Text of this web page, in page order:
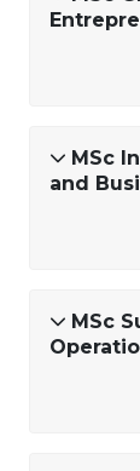
MSc
and
MSc